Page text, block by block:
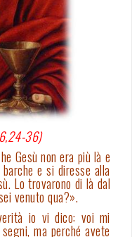
36)
Gesù non era più là e
e si diresse alla
Lo trovarono di là dal
venuto qua?».
io vi dico: voi mi
ma perché avete